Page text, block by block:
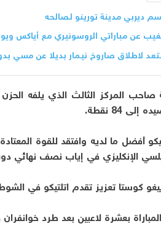
ديربي مدينة تورينو لصالحه
عن مباراتي الروسونيري مع أياكس
لاطلاق صاروخ نيمار بديلا عن مسي
المركز الثالث الذي يلفه
84 نقطة.
أفضل ما لديه وافتقد للقوة
الإنكليزي في إياب نصف نهائي دوري
كوستا تعزيز تقدم اتلتيكو في
بعشرة لاعبين بعد طرد